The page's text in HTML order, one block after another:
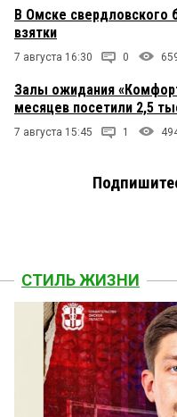
В Омске свердловского
взятки
7 августа 16:30 0
Залы ожидания
месяцев посетили 2,5
7 августа 15:45 1
СТИЛЬ ЖИЗНИ